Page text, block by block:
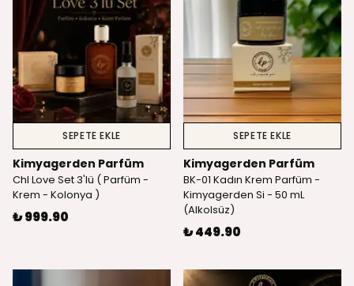
SEPETE EKLE
Kimyagerden Parfüm
Chl Love Set 3'lü ( Parfüm -
Krem - Kolonya )
₺ 999.90
SEPETE EKLE
Kimyagerden Parfüm
BK-01 Kadın Krem Parfüm -
Kimyagerden Si - 50 mL
(Alkolsüz)
₺ 449.90